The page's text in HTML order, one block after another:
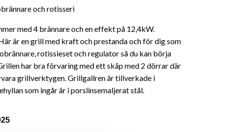
och rotisseri
med 4 brännare och en effekt på 12,4kW.
är en grill med kraft och prestanda och för dig som
rotissieset och regulator så du kan börja
har bra förvaring med ett skåp med 2 dörrar där
grillverktygen. Grillgallren är tillverkade i
som ingår är i porslinsemaljerat stål.